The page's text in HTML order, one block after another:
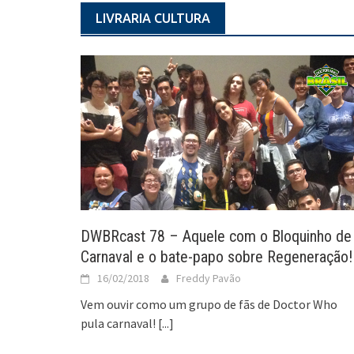
LIVRARIA CULTURA
DWBRcast 78 – Aquele com o Bloquinho de
Carnaval e o bate-papo sobre Regeneração!
16/02/2018 Freddy Pavão
Vem ouvir como um grupo de fãs de Doctor Who
pula carnaval! [...]